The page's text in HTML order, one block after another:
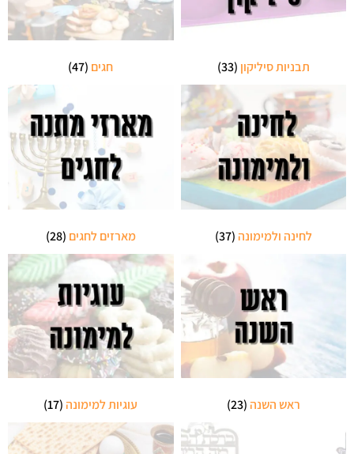
תבניות סיליקון (33) חגים (47)
לחינה ולמימונה(37) מארזים לחגים (28)
ראש השנה(23) עוגיות למימונה(17)